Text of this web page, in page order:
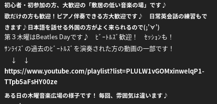
初心者・初参加の方、大歓迎の「敷居の低い音楽の場」です♪
歌だけの方も歓迎！ピアノ伴奏できる方大歓迎です♪ 日常英会話の練習もで
きます♪日本語を話せる外国の方がよく来られるので(;’∀’)
第３木曜はBeatles Dayです♪ ﾋﾞｰﾄﾙｽﾞ歓迎！ ｾｯｼｮﾝも！
ｻﾝﾗｲｽﾞの過去のﾋﾞｰﾄﾙｽﾞを演奏された方の動画の一部です！
↓ ↓
https://www.youtube.com/playlist?list=PLULW1vGOMxinwelqP1-
TTpb5aFsHY00ze
ある日の木曜音楽広場の様子です！ 毎回、雰囲気は違います♪